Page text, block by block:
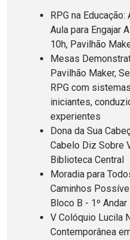
RPG na
Aula para Engajar
10h, Pavilhão
Mesas
Pavilhão Maker,
RPG com
iniciantes,
experientes
Dona da Sua
Cabelo Diz Sobre
Biblioteca Central
Moradia para
Caminhos
Bloco B - 1º Andar
V Colóquio Lucila
Contemporânea